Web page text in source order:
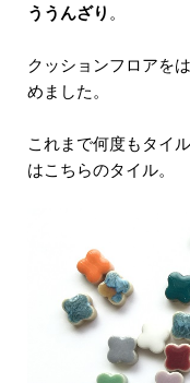
ううんざり 。
クッションフロアを
めました。
これまで何度もタイ
はこちらのタイル。